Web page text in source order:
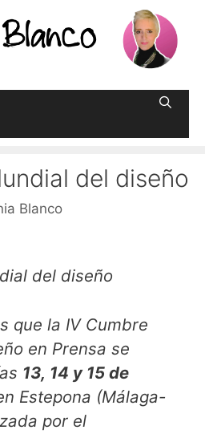
del diseño
Blanco
del diseño
que la IV Cumbre
en Prensa se
13, 14 y 15 de
Estepona (Málaga-
por el